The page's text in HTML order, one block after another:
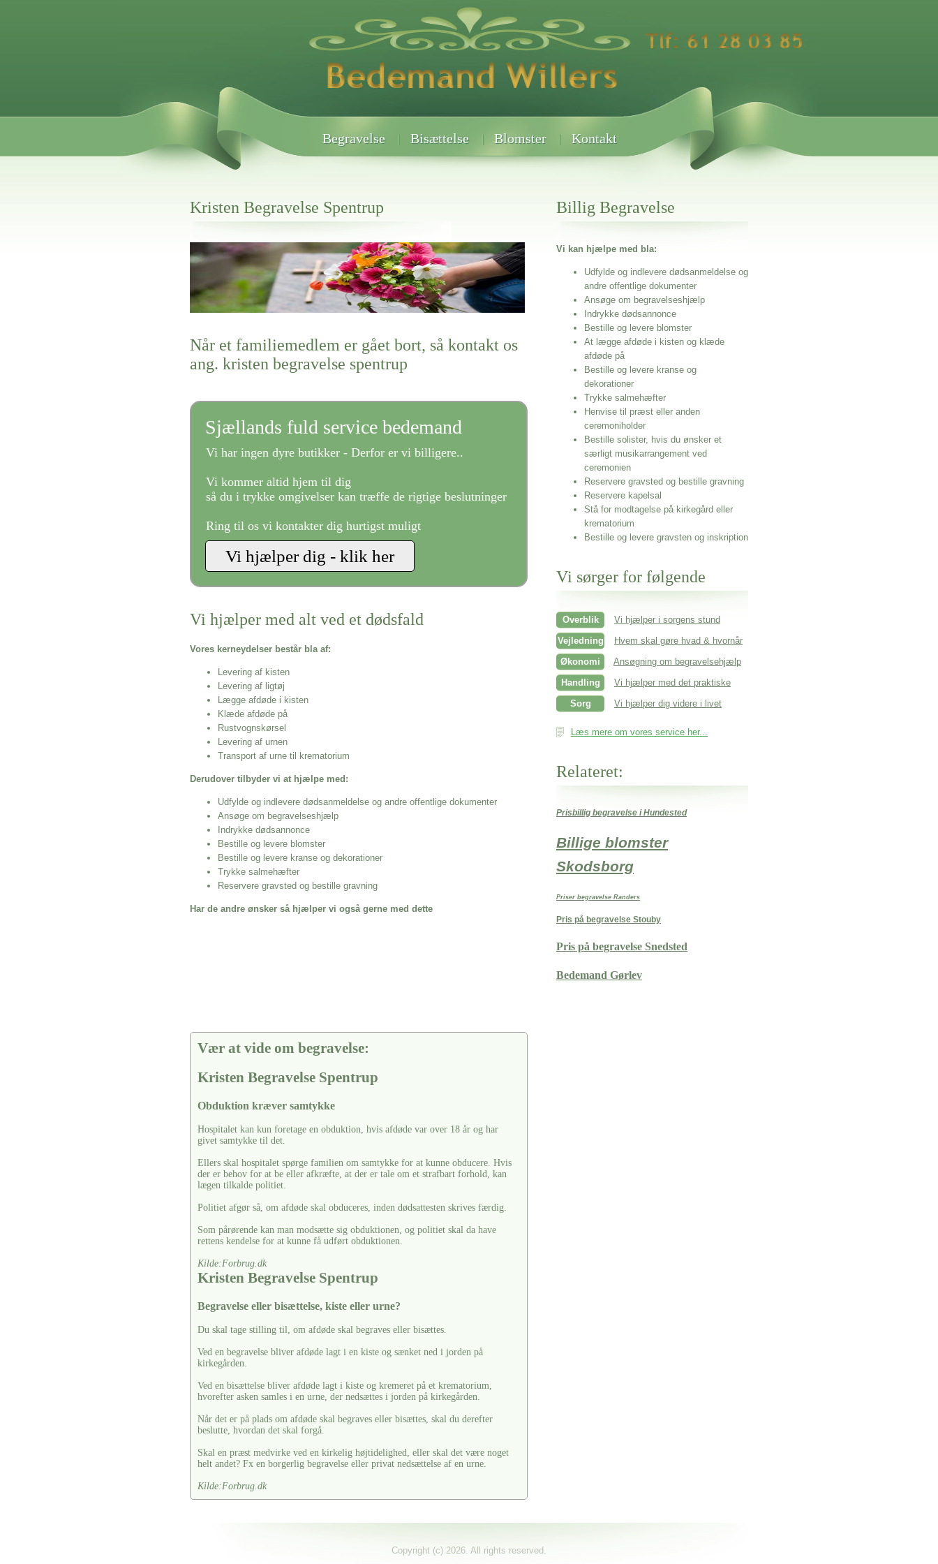
Begravelse Bisættelse Blomster Kontakt
Kristen Begravelse Spentrup
Her hos os får du altid en god afslutning når det gælder
Kristen Begravelse Spentrup
vi hjælper i alle faser af begravelsel
Når et familiemedlem er gået bort, så kontakt os
ang. kristen begravelse spentrup
Sjællands fuld service bedemand
Vi har ingen dyre butikker - Derfor er vi billigere..
Vi kommer altid hjem til dig
så du i trykke omgivelser kan træffe de rigtige beslutninger
Ring til os vi kontakter dig hurtigst muligt
Vi hjælper med alt ved et dødsfald
Vores kerneydelser består bla af:
Levering af kisten
Levering af ligtøj
Lægge afdøde i kisten
Klæde afdøde på
Rustvognskørsel
Levering af urnen
Transport af urne til krematorium
Derudover tilbyder vi at hjælpe med:
Udfylde og indlevere dødsanmeldelse og andre offentlige dokumenter
Ansøge om begravelseshjælp
Indrykke dødsannonce
Bestille og levere blomster
Bestille og levere kranse og dekorationer
Trykke salmehæfter
Reservere gravsted og bestille gravning
Har de andre ønsker så hjælper vi også gerne med dette
Vær at vide om begravelse:
Kristen Begravelse Spentrup
Obduktion kræver samtykke
Hospitalet kan kun foretage en obduktion, hvis afdøde var over 18 år og har
givet samtykke til det.
Ellers skal hospitalet spørge familien om samtykke for at kunne obducere. Hvis
der er behov for at be eller afkræfte, at der er tale om et strafbart forhold, kan
lægen tilkalde politiet.
Politiet afgør så, om afdøde skal obduceres, inden dødsattesten skrives færdig.
Som pårørende kan man modsætte sig obduktionen, og politiet skal da have
rettens kendelse for at kunne få udført obduktionen.
Kilde:Forbrug.dk
Kristen Begravelse Spentrup
Begravelse eller bisættelse, kiste eller urne?
Du skal tage stilling til, om afdøde skal begraves eller bisættes.
Ved en begravelse bliver afdøde lagt i en kiste og sænket ned i jorden på
kirkegården.
Ved en bisættelse bliver afdøde lagt i kiste og kremeret på et krematorium,
hvorefter asken samles i en urne, der nedsættes i jorden på kirkegården.
Når det er på plads om afdøde skal begraves eller bisættes, skal du derefter
beslutte, hvordan det skal forgå.
Skal en præst medvirke ved en kirkelig højtidelighed, eller skal det være noget
helt andet? Fx en borgerlig begravelse eller privat nedsættelse af en urne.
Kilde:Forbrug.dk
Billig Begravelse
Vi kan hjælpe med bla:
Udfylde og indlevere dødsanmeldelse og
andre offentlige dokumenter
Ansøge om begravelseshjælp
Indrykke dødsannonce
Bestille og levere blomster
At lægge afdøde i kisten og klæde
afdøde på
Bestille og levere kranse og
dekorationer
Trykke salmehæfter
Henvise til præst eller anden
ceremoniholder
Bestille solister, hvis du ønsker et
særligt musikarrangement ved
ceremonien
Reservere gravsted og bestille gravning
Reservere kapelsal
Stå for modtagelse på kirkegård eller
krematorium
Bestille og levere gravsten og inskription
Vi sørger for følgende
Overblik
Vi hjælper i sorgens stund
Vejledning
Hvem skal gøre hvad & hvornår
Økonomi
Ansøgning om begravelsehjælp
Handling
Vi hjælper med det praktiske
Sorg
Vi hjælper dig videre i livet
Læs mere om vores service her...
Relateret:
Prisbillig begravelse i Hundested
Billige blomster
Skodsborg
Priser begravelse Randers
Pris på begravelse Stouby
Pris på begravelse Snedsted
Bedemand Gørlev
Copyright (c) 2026. All rights reserved.